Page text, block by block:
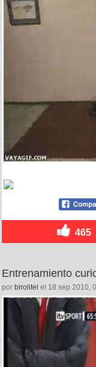
465
Entrenamiento
por birolitel el 18 sep 2010,